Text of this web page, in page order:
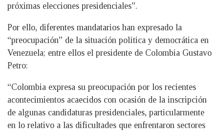
próximas elecciones presidenciales”.
Por ello, diferentes mandatarios han expresado la
“preocupación” de la situación política y democrática en
Venezuela; entre ellos el presidente de Colombia Gustavo
Petro:
“Colombia expresa su preocupación por los recientes
acontecimientos acaecidos con ocasión de la inscripción
de algunas candidaturas presidenciales, particularmente
en lo relativo a las dificultades que enfrentaron sectores